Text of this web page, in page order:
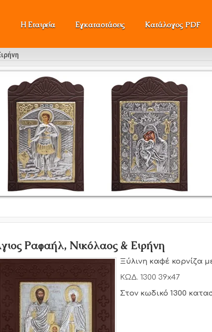
Η Εταιρεία Εγκαταστάσεις Κατάλογος PDF
Ραφαήλ, Νικόλαος & Ειρήνη
Ξύλινη καφέ κορνίζα
ΚΩΔ. 1300 39x47
Στον κωδικό 1300